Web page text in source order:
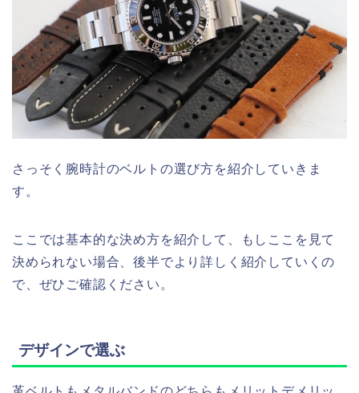
さっそく腕時計のベルトの選び方を紹介していきま
す。
ここでは基本的な決め方を紹介して、もしここを見て
決められない場合、後半でより詳しく紹介していくの
で、ぜひご確認ください。
デザインで選ぶ